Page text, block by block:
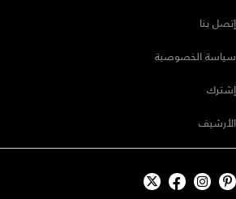
إتصل بنا
سياسة الخصوصية
إشترك
الأرشيف